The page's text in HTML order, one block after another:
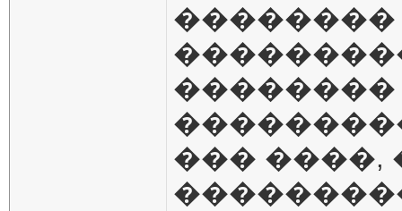
��������
��� ����,